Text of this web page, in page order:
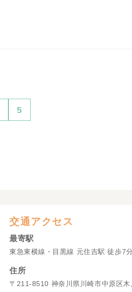
5
交通アクセス
最寄駅
東急東横線・目黒線 元住吉駅 徒歩7分
住所
〒211-8510 神奈川県川崎市中原区木